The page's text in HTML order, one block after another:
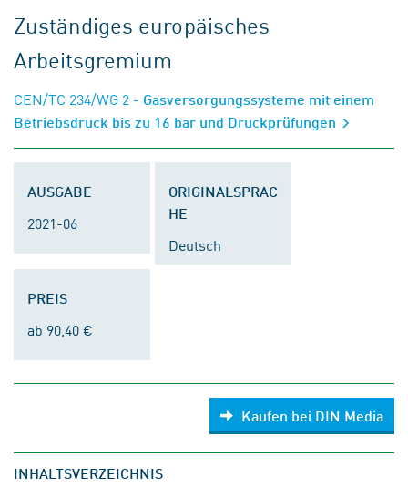
Zuständiges europäisches
Arbeitsgremium
CEN/TC 234/WG 2 - Gasversorgungssysteme mit einem
Betriebsdruck bis zu 16 bar und Druckprüfungen
AUSGABE
2021-06
ORIGINALSPRAC
HE
Deutsch
PREIS
ab 90,40 €
Kaufen bei DIN Media
INHALTSVERZEICHNIS